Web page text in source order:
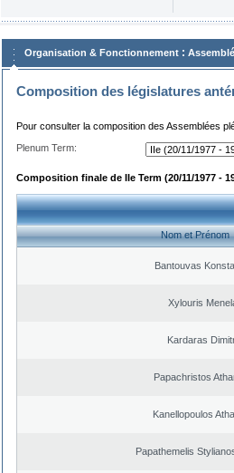
Organisation & Fonctionnement :
Composition des législatures
Pour consulter la composition des Assemblées
Plenum Term:
Composition finale de IIe Term (20/11/1977 -
Nom et Prénom
Bantouvas
Xylouris
Kardaras
Papachristos
Kanellopoulos
Papathemelis